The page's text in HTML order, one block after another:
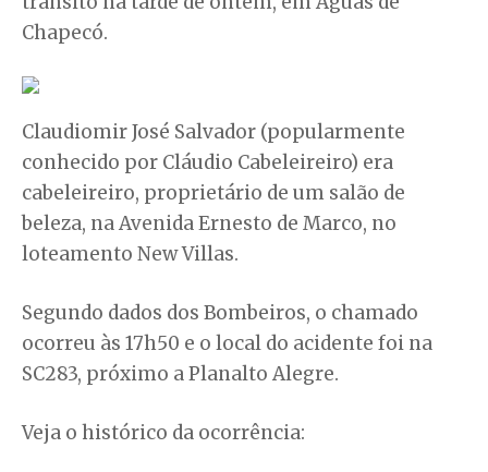
Chapecó.
Claudiomir José Salvador (popularmente
conhecido por Cláudio Cabeleireiro) era
cabeleireiro, proprietário de um salão de
beleza, na Avenida Ernesto de Marco, no
loteamento New Villas.
Segundo dados dos Bombeiros, o chamado
ocorreu às 17h50 e o local do acidente foi na
SC283, próximo a Planalto Alegre.
Veja o histórico da ocorrência: